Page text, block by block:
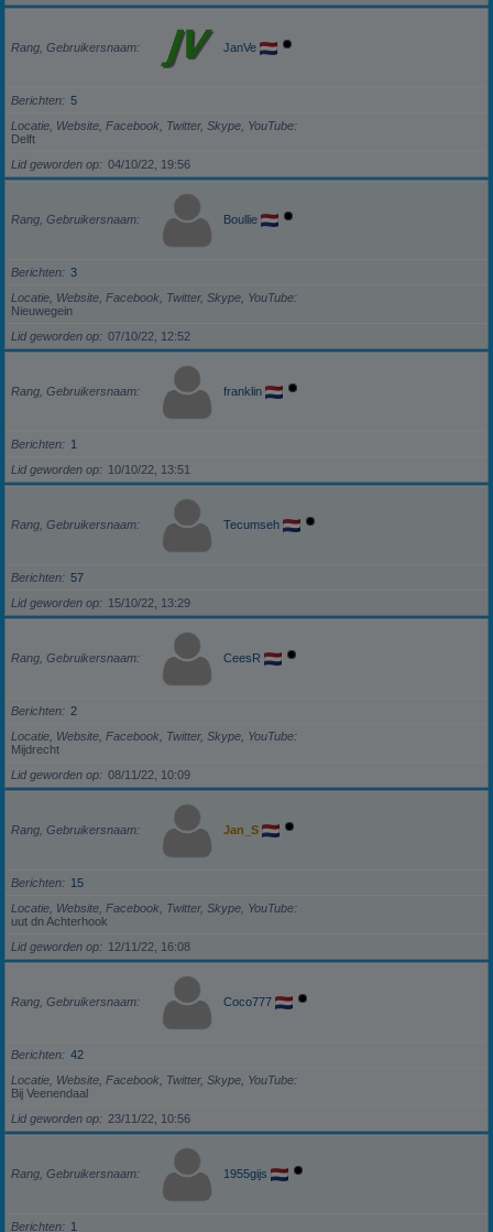
Rang, Gebruikersnaam JanVe
Berichten
5
Locatie, Website, Facebook, Twitter, Skype, YouTube
Delft
Lid geworden op
04/10/22, 19:56
Rang, Gebruikersnaam Boullie
Berichten
3
Locatie, Website, Facebook, Twitter, Skype, YouTube
Nieuwegein
Lid geworden op
07/10/22, 12:52
Rang, Gebruikersnaam franklin
Berichten
1
Lid geworden op
10/10/22, 13:51
Rang, Gebruikersnaam Tecumseh
Berichten
57
Lid geworden op
15/10/22, 13:29
Rang, Gebruikersnaam CeesR
Berichten
2
Locatie, Website, Facebook, Twitter, Skype, YouTube
Mijdrecht
Lid geworden op
08/11/22, 10:09
Rang, Gebruikersnaam Jan_S
Berichten
15
Locatie, Website, Facebook, Twitter, Skype, YouTube
uut dn Achterhook
Lid geworden op
12/11/22, 16:08
Rang, Gebruikersnaam Coco777
Berichten
42
Locatie, Website, Facebook, Twitter, Skype, YouTube
Bij Veenendaal
Lid geworden op
23/11/22, 10:56
Rang, Gebruikersnaam 1955gijs
Berichten 1